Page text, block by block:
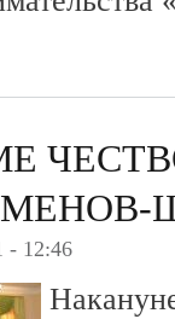
- 12:46